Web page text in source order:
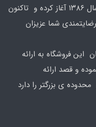
و کامپیوتر در محدوده که کار خود را از سال ۱۳۸۶ آغاز کرده و تاکنون
شما عزیزان
این فروشگاه به ارائه
و قصد ارائه
ی بزرگتر را دارد